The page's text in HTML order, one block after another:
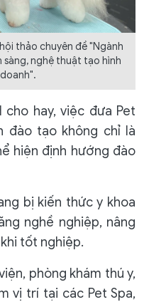
thảo chuyên đề "Ngành
nghệ thuật tạo hình
cho hay, việc đưa Pet
đào tạo không chỉ là
hiện định hướng đào
bị kiến thức y khoa
nghề nghiệp, nâng
tốt nghiệp.
phòng khám thú y,
vị trí tại các Pet Spa,